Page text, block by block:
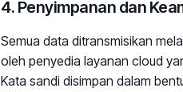
4. Penyimpanan dan
Semua data ditransmisikan
oleh penyedia layanan cloud
Kata sandi disimpan dalam